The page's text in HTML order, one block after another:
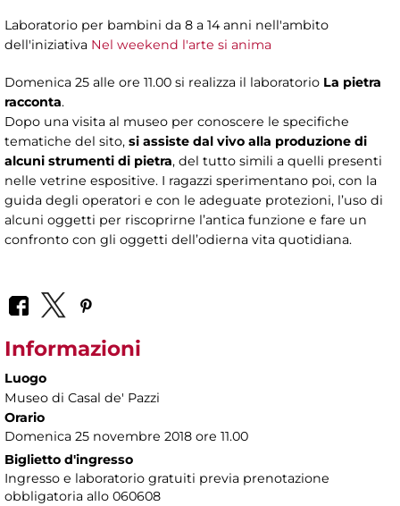
Laboratorio per bambini da 8 a 14 anni nell'ambito
dell'iniziativa Nel weekend l'arte si anima
Domenica 25 alle ore 11.00 si realizza il laboratorio La pietra
racconta.
Dopo una visita al museo per conoscere le specifiche
tematiche del sito, si assiste dal vivo alla produzione di
alcuni strumenti di pietra, del tutto simili a quelli presenti
nelle vetrine espositive. I ragazzi sperimentano poi, con la
guida degli operatori e con le adeguate protezioni, l’uso di
alcuni oggetti per riscoprirne l’antica funzione e fare un
confronto con gli oggetti dell’odierna vita quotidiana.
Informazioni
Luogo
Museo di Casal de' Pazzi
Orario
Domenica 25 novembre 2018 ore 11.00
Biglietto d'ingresso
Ingresso e laboratorio gratuiti previa prenotazione
obbligatoria allo 060608